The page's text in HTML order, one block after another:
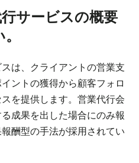
サービスの概要
は、クライアントの営業支
ントの獲得から顧客フォロ
を提供します。営業代行会
成果を出した場合にのみ報
酬型の手法が採用されてい